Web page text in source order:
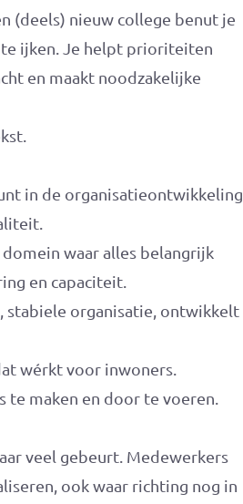
(deels) nieuw college benut je
ijken. Je helpt prioriteiten
en maakt noodzakelijke
in de organisatieontwikkeling
waar alles belangrijk
en capaciteit.
stabiele organisatie, ontwikkelt
wérkt voor inwoners.
te maken en door te voeren.
veel gebeurt. Medewerkers
ook waar richting nog in